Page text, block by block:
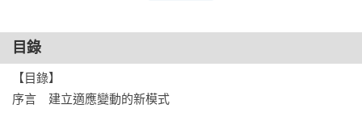
過一開始的疼痛，身體會逐漸放鬆。將疼痛視為可以管理的，
越退縮，情況越糟。不斷更新期待，並且面對現實。
*刻意建立堅韌彈性的適應力：我們的健康、長壽與展現天賦的
目錄
【目錄】
序言　建立適應變動的新模式